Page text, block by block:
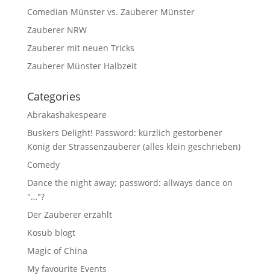
Comedian Münster vs. Zauberer Münster
Zauberer NRW
Zauberer mit neuen Tricks
Zauberer Münster Halbzeit
Categories
Abrakashakespeare
Buskers Delight! Password: kürzlich gestorbener
König der Strassenzauberer (alles klein geschrieben)
Comedy
Dance the night away; password: allways dance on
"…"?
Der Zauberer erzählt
Kosub blogt
Magic of China
My favourite Events